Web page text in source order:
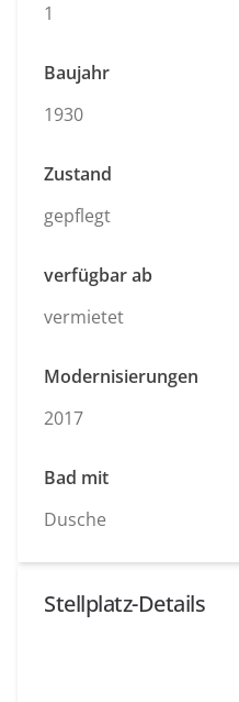
1
Baujahr
1930
Zustand
gepflegt
verfügbar ab
vermietet
Modernisierungen
2017
Bad mit
Dusche
Stellplatz-Details